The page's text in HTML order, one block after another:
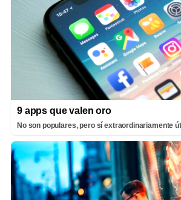
9 apps que valen oro
No son populares, pero sí extraordinariamente